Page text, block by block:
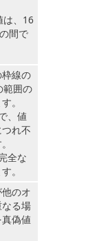
は、16
間で
線の
範囲の
。
、値
れ不
全な
。
のオ
る場
偽値